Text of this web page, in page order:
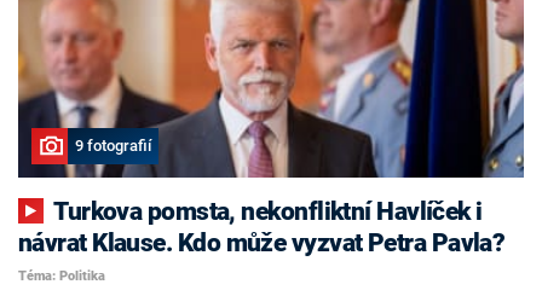
9 fotografií
Turkova pomsta, nekonfliktní Havlíček i
návrat Klause. Kdo může vyzvat Petra Pavla?
Téma: Politika